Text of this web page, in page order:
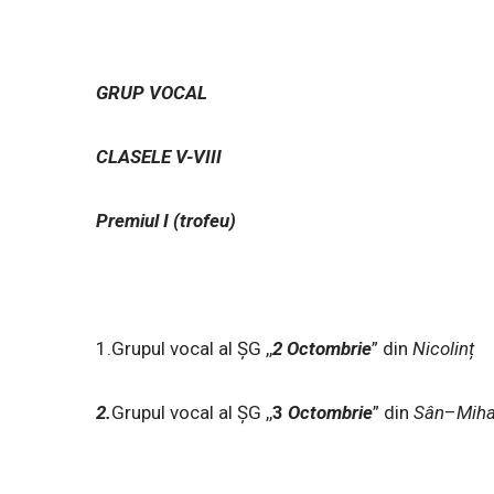
GRUP VOCAL
CLASELE V-VIII
Premiul I (trofeu)
1.Grupul vocal al ȘG ,,2 Octombrie” din Nicolinț
2.Grupul vocal al ȘG ,,3 Octombrie” din Sân–